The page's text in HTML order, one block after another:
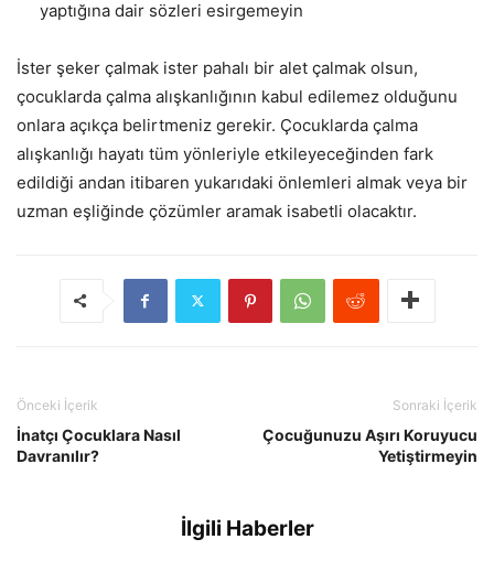
yaptığına dair sözleri esirgemeyin
İster şeker çalmak ister pahalı bir alet çalmak olsun,
çocuklarda çalma alışkanlığının kabul edilemez olduğunu
onlara açıkça belirtmeniz gerekir. Çocuklarda çalma
alışkanlığı hayatı tüm yönleriyle etkileyeceğinden fark
edildiği andan itibaren yukarıdaki önlemleri almak veya bir
uzman eşliğinde çözümler aramak isabetli olacaktır.
Önceki İçerik
İnatçı Çocuklara Nasıl
Davranılır?
Sonraki İçerik
Çocuğunuzu Aşırı Koruyucu
Yetiştirmeyin
İlgili Haberler